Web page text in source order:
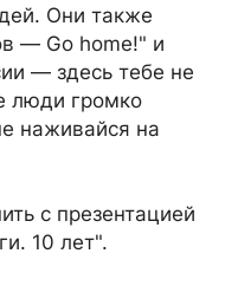
Они также
— Go home!" и
— здесь тебе не
люди громко
наживайся на
с презентацией
10 лет".